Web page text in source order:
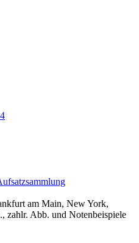
am Main, New York,
zahlr. Abb. und Notenbeispiele